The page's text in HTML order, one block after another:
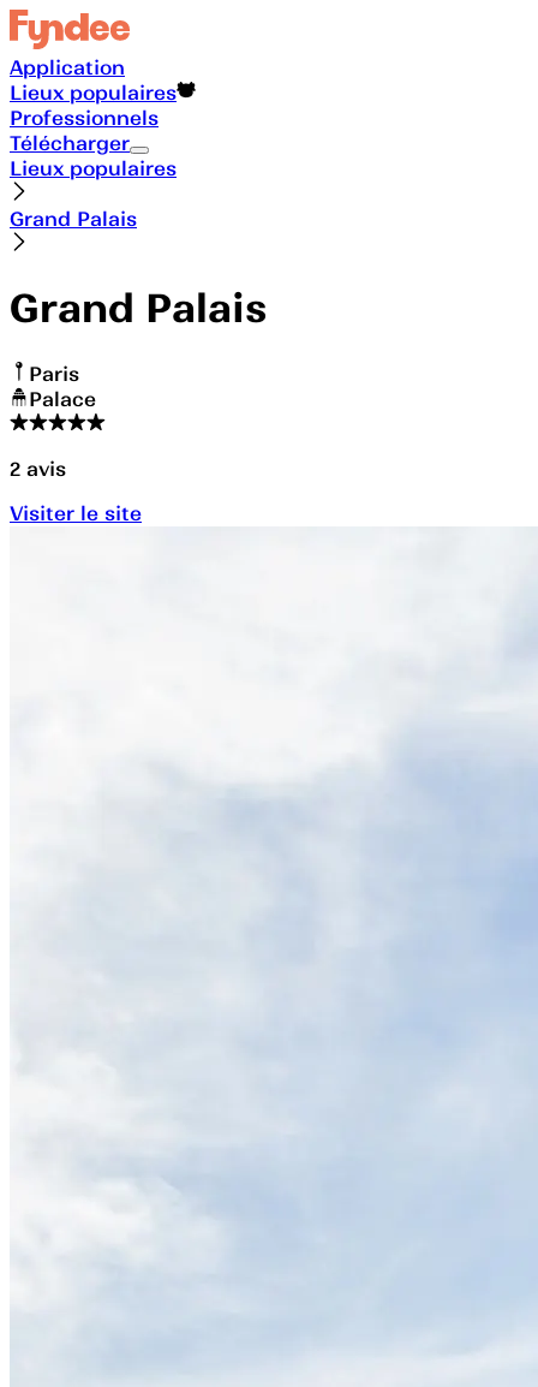
Application
Lieux populaires
Professionnels
Télécharger
Lieux populaires
Grand Palais
Grand Palais
Paris
Palace
2 avis
Visiter le site